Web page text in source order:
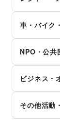
就職・
女性用
コンタ
医療・医
その他
アニメ
コミック
アイド
CD・
Webメ
テレビ・
映画
音楽・ラ
演劇
占い
立体作品
その他
キャンプ
野球
サッカー
バスケッ
ゴルフ
その他レ
車・バイク
バイク・
自転車・
マイクロ
その他車
NPO・公共
外国団体
募金・寄
NPO・
その他
ビジネス・
オフィス
イベント
その他活動